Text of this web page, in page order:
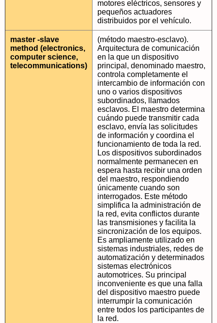
motores eléctricos, sensores y
pequeños actuadores
distribuidos por el vehículo.
master -slave
method (electronics,
computer science,
telecommunications)
(método maestro-esclavo).
Arquitectura de comunicación
en la que un dispositivo
principal, denominado maestro,
controla completamente el
intercambio de información con
uno o varios dispositivos
subordinados, llamados
esclavos. El maestro determina
cuándo puede transmitir cada
esclavo, envía las solicitudes
de información y coordina el
funcionamiento de toda la red.
Los dispositivos subordinados
normalmente permanecen en
espera hasta recibir una orden
del maestro, respondiendo
únicamente cuando son
interrogados. Este método
simplifica la administración de
la red, evita conflictos durante
las transmisiones y facilita la
sincronización de los equipos.
Es ampliamente utilizado en
sistemas industriales, redes de
automatización y determinados
sistemas electrónicos
automotrices. Su principal
inconveniente es que una falla
del dispositivo maestro puede
interrumpir la comunicación
entre todos los participantes de
la red.